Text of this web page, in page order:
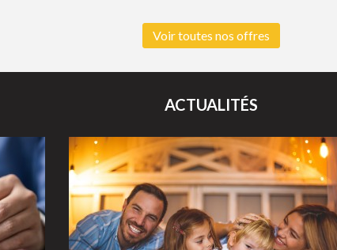
Voir toutes nos offres
ACTUALITÉS